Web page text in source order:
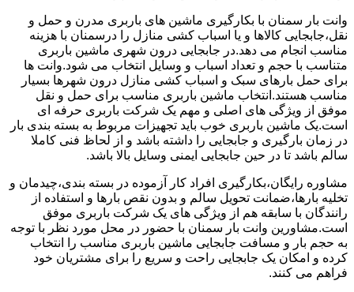
وانت بار سمنان با بکارگیری ماشین های باربری مدرن و حمل و
نقل،جابجایی کالاها و یا اسباب کشی منازل را درسمنان با هزینه
مناسب انجام می دهد.در جابجایی درون شهری ماشین باربری
متناسب با حجم و تعداد اسباب و وسایل انتخاب می شود.وانت ها
برای حمل بارهای سبک و اسباب کشی منازل درون شهرها بسیار
مناسب هستند.انتخاب ماشین باربری مناسب برای حمل و نقل
موفق از ویژگی های اصلی و مهم یک شرکت باربری حرفه ای
است.یک ماشین باربری خوب باید تجهیزات مربوط به بسته بندی بار
در زمان بارگیری و جابجایی را داشته باشد و از لحاظ فنی کاملا
سالم باشد تا در حین جابجایی ایمنی وسایل بالا باشد.
مشاوره رایگان،بکارگیری افراد کار آزموده در بسته بندی،چیدمان و
تخلیه بارها،ضمانت تحویل سالم و بدون نقص بارها و استفاده از
رانندگان با سابقه هم از ویژگی های یک شرکت باربری موفق
است.مشاورین وانت بار سمنان با حضور در محل مورد نظر با توجه
به حجم بار و مسافت جابجایی ماشین باربری مناسب را انتخاب
کرده و امکان یک جابجایی راحت و سریع را برای مشتریان خود
فراهم می کنند.